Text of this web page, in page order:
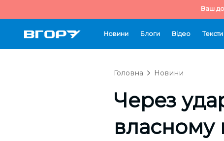
Ваш
Новини Блоги Відео Тексти
Головна Новини
Через
власному